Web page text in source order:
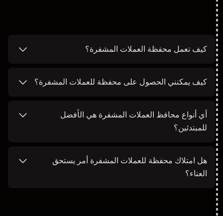
كيف تعمل محفظة العملات المشفرة؟
كيف يمكنني الحصول على محفظة للعملات المشفرة؟
أي أنواع محافظ العملات المشفرة هي الأفضل
للمبتدئين؟
هل امتلاك محفظة للعملات المشفرة أمر يستحق
العناء؟